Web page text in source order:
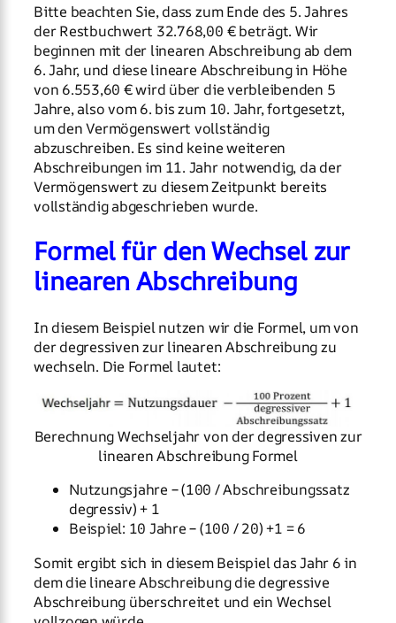
Bitte beachten Sie, dass zum Ende des 5. Jahres
der Restbuchwert 32.768,00 € beträgt. Wir
beginnen mit der linearen Abschreibung ab dem
6. Jahr, und diese lineare Abschreibung in Höhe
von 6.553,60 € wird über die verbleibenden 5
Jahre, also vom 6. bis zum 10. Jahr, fortgesetzt,
um den Vermögenswert vollständig
abzuschreiben. Es sind keine weiteren
Abschreibungen im 11. Jahr notwendig, da der
Vermögenswert zu diesem Zeitpunkt bereits
vollständig abgeschrieben wurde.
Formel für den Wechsel zur
linearen Abschreibung
In diesem Beispiel nutzen wir die Formel, um von
der degressiven zur linearen Abschreibung zu
wechseln. Die Formel lautet:
Berechnung Wechseljahr von der degressiven zur
linearen Abschreibung Formel
Nutzungsjahre – (100 / Abschreibungssatz
degressiv) + 1
Beispiel: 10 Jahre – (100 / 20) +1 = 6
Somit ergibt sich in diesem Beispiel das Jahr 6 in
dem die lineare Abschreibung die degressive
Abschreibung überschreitet und ein Wechsel